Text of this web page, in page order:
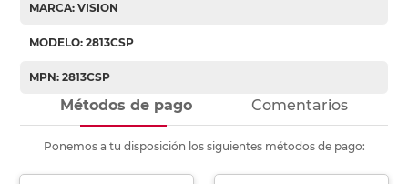
MARCA: VISION
MODELO: 2813CSP
MPN: 2813CSP
Métodos de pago Comentarios
Ponemos a tu disposición los siguientes métodos de pago: